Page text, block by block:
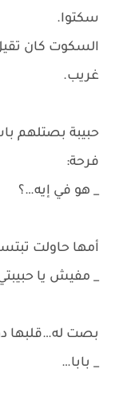
سكتوا.
السكوت كان
غريب.
حبيبة بصتلهم
فرحة:
_ هو في إيه…؟
أمها حاولت
_ مفيش يا
بصت له…قلبها
_ بابا…